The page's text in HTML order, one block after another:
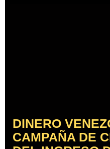
DINERO
CAMPAÑA DE